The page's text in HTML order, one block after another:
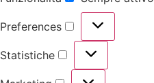
Preferences
Statistiche